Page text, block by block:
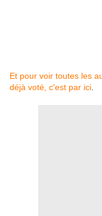
Et pour voir toutes les
déjà voté, c'est par ici